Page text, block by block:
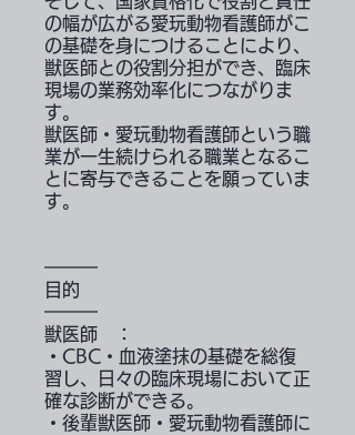
の幅が広がる愛玩動物看護師がこ
の基礎を身につけることにより、
獣医師との役割分担ができ、臨床
現場の業務効率化につながりま
す。
獣医師・愛玩動物看護師という職
業が一生続けられる職業となるこ
とに寄与できることを願っていま
す。
━━━
目的
━━━
獣医師 ：
・CBC・血液塗抹の基礎を総復
習し、日々の臨床現場において正
確な診断ができる。
・後輩獣医師・愛玩動物看護師に